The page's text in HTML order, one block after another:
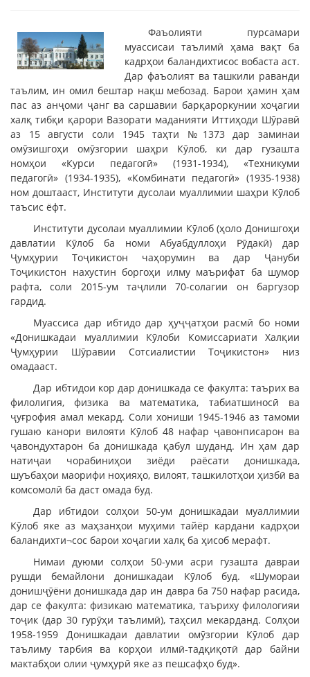
Фаъолияти пурсамари
муассисаи таълимӣ ҳама вақт ба
кадрҳои баландихтисос вобаста аст.
Дар фаъолият ва ташкили раванди
таълим, ин омил бештар нақш мебозад. Барои ҳамин ҳам
пас аз анҷоми ҷанг ва саршавии барқароркунии хоҷагии
халқ тибқи қарори Вазорати маданияти Иттиҳоди Шӯравӣ
аз 15 августи соли 1945 таҳти №1373 дар заминаи
омӯзишгоҳи омӯзгории шаҳри Кӯлоб, ки дар гузашта
номҳои «Курси педагогӣ» (1931-1934), «Техникуми
педагогӣ» (1934-1935), «Комбинати педагогӣ» (1935-1938)
ном доштааст, Институти дусолаи муаллимии шаҳри Кӯлоб
таъсис ёфт.
Институти дусолаи муаллимии Кӯлоб (ҳоло Донишгоҳи
давлатии Кӯлоб ба номи Абуабдуллоҳи Рӯдакӣ) дар
Ҷумҳурии Тоҷикистон чаҳорумин ва дар Ҷануби
Тоҷикистон нахустин боргоҳи илму маърифат ба шумор
рафта, соли 2015-ум таҷлили 70-солагии он баргузор
гардид.
Муассиса дар ибтидо дар ҳуҷҷатҳои расмӣ бо номи
«Донишкадаи муаллимии Кӯлоби Комиссариати Халқии
Ҷумҳурии Шӯравии Сотсиалистии Тоҷикистон» низ
омадааст.
Дар ибтидои кор дар донишкада се факулта: таърих ва
филолигия, физика ва математика, табиатшиносӣ ва
ҷуғрофия амал мекард. Соли хониши 1945-1946 аз тамоми
гушаю канори вилояти Кӯлоб 48 нафар ҷавонписарон ва
ҷавондухтарон ба донишкада қабул шуданд. Ин ҳам дар
натиҷаи чорабиниҳои зиёди раёсати донишкада,
шуъбаҳои маорифи ноҳияҳо, вилоят, ташкилотҳои ҳизбӣ ва
комсомолӣ ба даст омада буд.
Дар ибтидои солҳои 50-ум донишкадаи муаллимии
Кӯлоб яке аз маҳзанҳои муҳими тайёр кардани кадрҳои
баландихти¬сос барои хоҷагии халқ ба ҳисоб мерафт.
Нимаи дуюми солҳои 50-уми асри гузашта давраи
рушди бемайлони донишкадаи Кӯлоб буд. «Шумораи
донишҷӯёни донишкада дар ин давра ба 750 нафар расида,
дар се факулта: физикаю математика, таъриху филологияи
тоҷик (дар 30 гурӯҳи таълимӣ), таҳсил мекарданд. Солҳои
1958-1959 Донишкадаи давлатии омӯзгории Кӯлоб дар
таълиму тарбия ва корҳои илмӣ-тадқиқотӣ дар байни
мактабҳои олии ҷумҳурӣ яке аз пешсафҳо буд».